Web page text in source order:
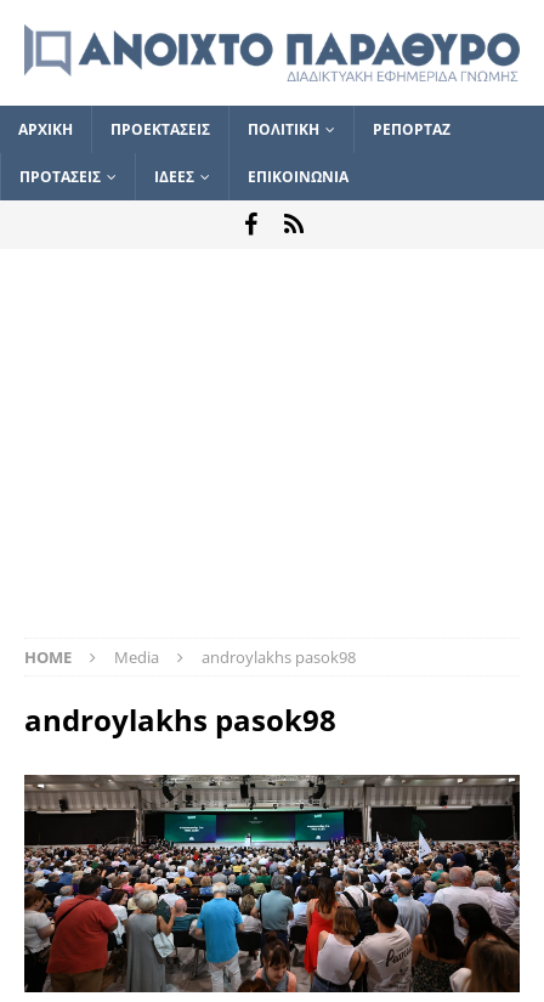
ΑΡΧΙΚΗ ΠΡΟΕΚΤΑΣΕΙΣ ΠΟΛΙΤΙΚΗ ΡΕΠΟΡΤΑΖ
ΠΡΟΤΑΣΕΙΣ ΙΔΕΕΣ ΕΠΙΚΟΙΝΩΝΙΑ
HOME Media androylakhs pasok98
androylakhs pasok98